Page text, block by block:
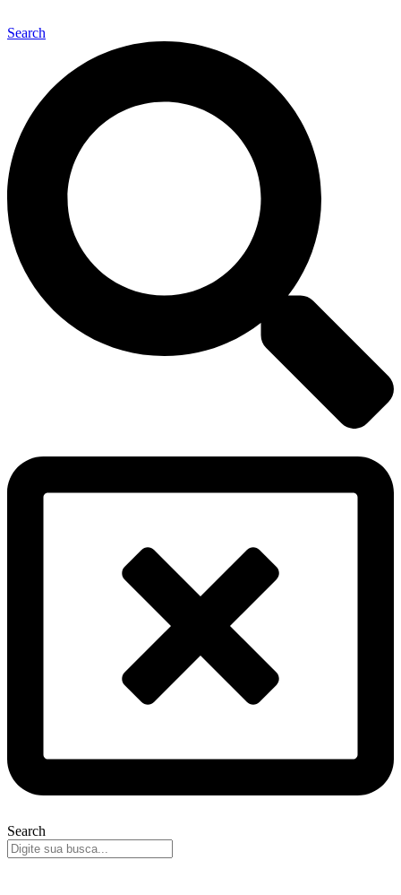
Search
Search